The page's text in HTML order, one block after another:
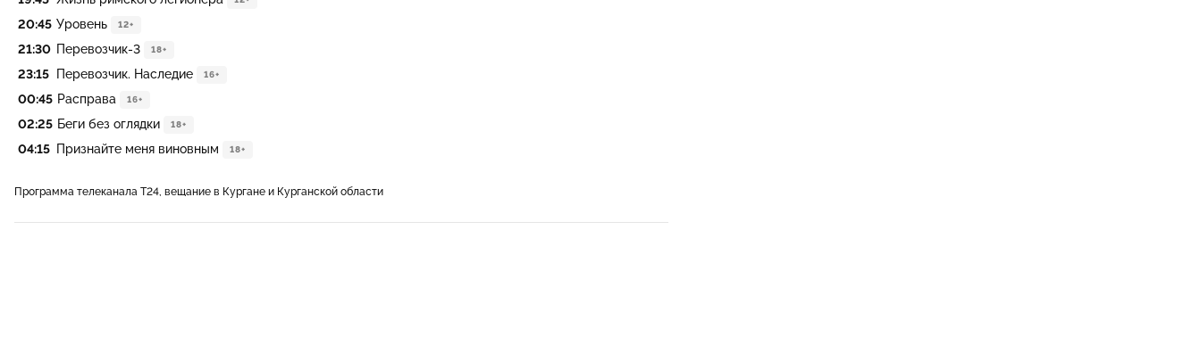
20:45 Уровень 12+
21:30 Перевозчик-3 18+
23:15 Перевозчик. Наследие 16+
00:45 Расправа 16+
02:25 Беги без оглядки 18+
04:15 Признайте меня виновным 18+
Программа телеканала Т24, вещание в Кургане и Курганской области